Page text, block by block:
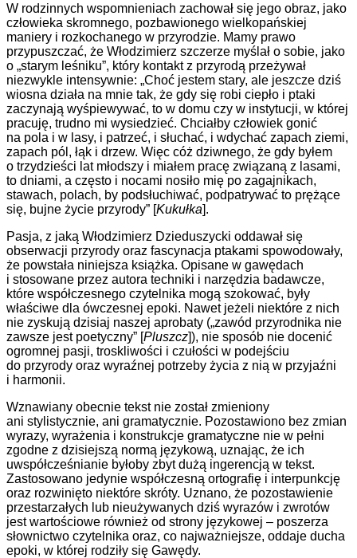
W rodzinnych wspomnieniach zachował się jego obraz, jako
człowieka skromnego, pozbawionego wielkopańskiej
maniery i rozkochanego w przyrodzie. Mamy prawo
przypuszczać, że Włodzimierz szczerze myślał o sobie, jako
o „starym leśniku”, który kontakt z przyrodą przeżywał
niezwykle intensywnie: „Choć jestem stary, ale jeszcze dziś
wiosna działa na mnie tak, że gdy się robi ciepło i ptaki
zaczynają wyśpiewywać, to w domu czy w instytucji, w której
pracuję, trudno mi wysiedzieć. Chciałby człowiek gonić
na pola i w lasy, i patrzeć, i słuchać, i wdychać zapach ziemi,
zapach pól, łąk i drzew. Więc cóż dziwnego, że gdy byłem
o trzydzieści lat młodszy i miałem pracę związaną z lasami,
to dniami, a często i nocami nosiło mię po zagajnikach,
stawach, polach, by podsłuchiwać, podpatrywać to prężące
się, bujne życie przyrody” [Kukułka].
Pasja, z jaką Włodzimierz Dzieduszycki oddawał się
obserwacji przyrody oraz fascynacja ptakami spowodowały,
że powstała niniejsza książka. Opisane w gawędach
i stosowane przez autora techniki i narzędzia badawcze,
które współczesnego czytelnika mogą szokować, były
właściwe dla ówczesnej epoki. Nawet jeżeli niektóre z nich
nie zyskują dzisiaj naszej aprobaty („zawód przyrodnika nie
zawsze jest poetyczny” [Pluszcz]), nie sposób nie docenić
ogromnej pasji, troskliwości i czułości w podejściu
do przyrody oraz wyraźnej potrzeby życia z nią w przyjaźni
i harmonii.
Wznawiany obecnie tekst nie został zmieniony
ani stylistycznie, ani gramatycznie. Pozostawiono bez zmian
wyrazy, wyrażenia i konstrukcje gramatyczne nie w pełni
zgodne z dzisiejszą normą językową, uznając, że ich
uwspółcześnianie byłoby zbyt dużą ingerencją w tekst.
Zastosowano jedynie współczesną ortografię i interpunkcję
oraz rozwinięto niektóre skróty. Uznano, że pozostawienie
przestarzałych lub nieużywanych dziś wyrazów i zwrotów
jest wartościowe również od strony językowej – poszerza
słownictwo czytelnika oraz, co najważniejsze, oddaje ducha
epoki, w której rodziły się Gawędy.